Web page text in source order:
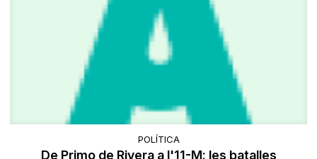
POLÍTICA
De Primo de Rivera a l'11-M: les batalles